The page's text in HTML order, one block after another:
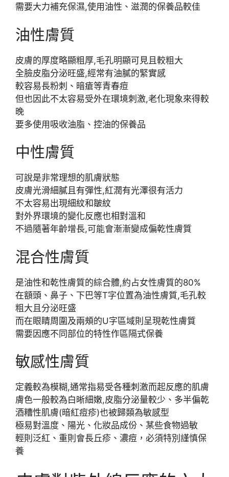
需要大力補充保濕,使用油性、滋潤的保養品較佳
油性膚質
皮膚的厚度略顯粗厚,毛孔明顯可見且較粗大
全臉皮脂分泌旺盛,經常有油膩的緊實感
較容易長粉刺、暗瘡等青春痘
但也因此不太容易受外在環境刺激,老化現象來得較
晚
要多使用吸收油脂、控油的保養品
中性膚質
可說是非常理想的肌膚狀態
皮膚光滑細膩且有彈性,紅潤有光澤很有活力
不太容易出現細紋和皺紋
對外界環境的變化反應也相對溫和
不過隨著年齡增長,可能會漸漸變成偏乾性膚質
混合性膚質
是油性和乾性膚質的綜合體,約占女性膚質的80%
在額頭、鼻子、下巴等T字位置為油性膚質,毛孔較
粗大且分泌旺盛
而在眼睛周圍及兩頰的U字區域則呈現乾性膚質
需要因應不同部位的特性作區隔式保養
敏感性膚質
定義較為模糊,通常指易受各種刺激而起反應的肌膚
膚色一般較為白晰細嫩,皮脂分泌量較少、多半偏乾
酒糟性肌膚(暗紅痘疹)也被歸類為敏感型
極易對溫度、陽光、化妝品成份、某些食物過敏
輕則泛紅、重則會長丘疹、濃痘，必須特別謹慎保
養